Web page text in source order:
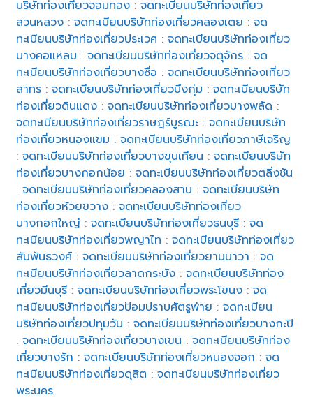
บริษัทท่องเที่ยวจอมทอง :จดทะเบียนบริษัทท่องเที่ยว
สวนหลวง :จดทะเบียนบริษัทท่องเที่ยวคลองเตย :จด
ทะเบียนบริษัทท่องเที่ยวประเวศ :จดทะเบียนบริษัทท่องเที่ยว
บางคอแหลม :จดทะเบียนบริษัทท่องเที่ยวจตุจักร :จด
ทะเบียนบริษัทท่องเที่ยวบางซื่อ :จดทะเบียนบริษัทท่องเที่ยว
สาทร :จดทะเบียนบริษัทท่องเที่ยวบึงกุ่ม :จดทะเบียนบริษัท
ท่องเที่ยวดินแดง :จดทะเบียนบริษัทท่องเที่ยวบางพลัด :
จดทะเบียนบริษัทท่องเที่ยวราษฎร์บูรณะ :จดทะเบียนบริษัท
ท่องเที่ยวหนองแขม :จดทะเบียนบริษัทท่องเที่ยวภาษีเจริญ
:จดทะเบียนบริษัทท่องเที่ยวบางขุนเทียน :จดทะเบียนบริษัท
ท่องเที่ยวบางกอกน้อย :จดทะเบียนบริษัทท่องเที่ยวตลิ่งชัน
:จดทะเบียนบริษัทท่องเที่ยวคลองสาน :จดทะเบียนบริษัท
ท่องเที่ยวห้วยขวาง :จดทะเบียนบริษัทท่องเที่ยว
บางกอกใหญ่ :จดทะเบียนบริษัทท่องเที่ยวธนบุรี :จด
ทะเบียนบริษัทท่องเที่ยวพญาไท :จดทะเบียนบริษัทท่องเที่ยว
สัมพันธวงศ์ :จดทะเบียนบริษัทท่องเที่ยวยานนาวา :จด
ทะเบียนบริษัทท่องเที่ยวลาดกระบัง :จดทะเบียนบริษัทท่อง
เที่ยวมีนบุรี :จดทะเบียนบริษัทท่องเที่ยวพระโขนง :จด
ทะเบียนบริษัทท่องเที่ยวป้อมปราบศัตรูพ่าย :จดทะเบียน
บริษัทท่องเที่ยวปทุมวัน :จดทะเบียนบริษัทท่องเที่ยวบางกะปิ
:จดทะเบียนบริษัทท่องเที่ยวบางเขน :จดทะเบียนบริษัทท่อง
เที่ยวบางรัก :จดทะเบียนบริษัทท่องเที่ยวหนองจอก :จด
ทะเบียนบริษัทท่องเที่ยวดุสิต :จดทะเบียนบริษัทท่องเที่ยว
พระนคร